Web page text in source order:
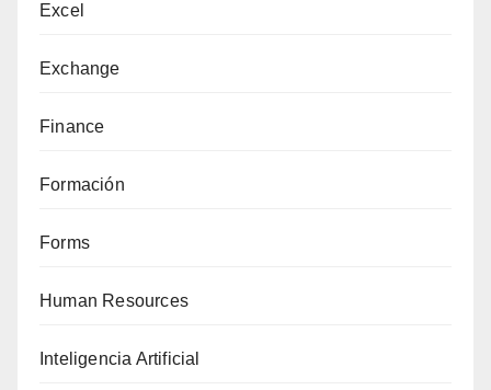
Excel
Exchange
Finance
Formación
Forms
Human Resources
Inteligencia Artificial